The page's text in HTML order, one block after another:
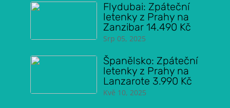
Flydubai: Zpáteční
letenky z Prahy na
Zanzibar 14.490 Kč
Srp 05, 2025
Španělsko: Zpáteční
letenky z Prahy na
Lanzarote 3.990 Kč
Kvě 10, 2025